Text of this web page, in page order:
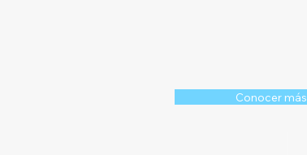
Conocer más